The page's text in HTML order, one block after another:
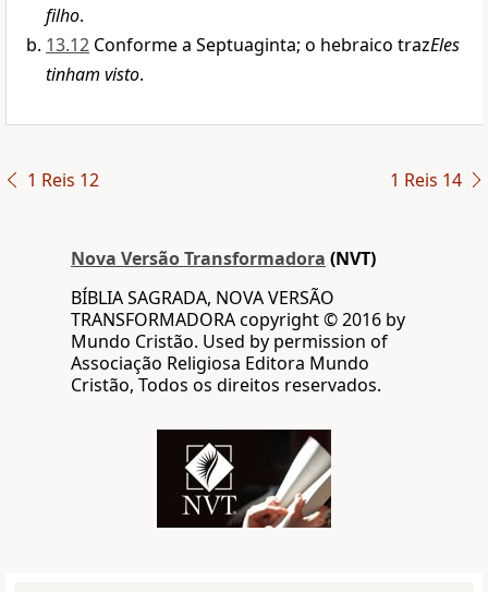
filho.
13.12 Conforme a Septuaginta; o hebraico trazEles
tinham visto.
1 Reis 12 1 Reis 14
Nova Versão Transformadora (NVT)
BÍBLIA SAGRADA, NOVA VERSÃO
TRANSFORMADORA copyright © 2016 by
Mundo Cristão. Used by permission of
Associação Religiosa Editora Mundo
Cristão, Todos os direitos reservados.